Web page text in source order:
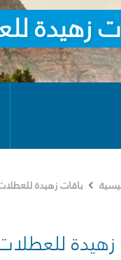
زهيدة
باقات زهيدة
زهيدة